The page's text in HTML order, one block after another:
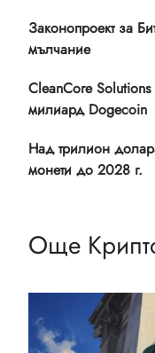
Законопроект за
мълчание
CleanCore
милиард Dogecoin
Над трилион
монети до 2028 г.
Още